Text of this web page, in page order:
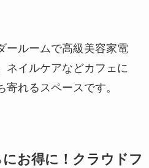
ールームで高級美容家電
ネイルケアなどカフェに
れるスペースです。
お得に！クラウドフ